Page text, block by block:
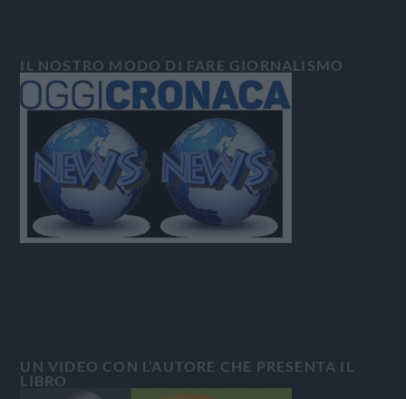
IL NOSTRO MODO DI FARE GIORNALISMO
UN VIDEO CON L’AUTORE CHE PRESENTA IL
LIBRO